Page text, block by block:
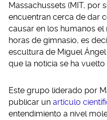
Massachussets (MIT, por
encuentran cerca de dar
causar en los humanos
horas de gimnasio, es
escultura de Miguel
que la noticia se ha vuelto
Este grupo liderado por
publicar un artículo
entendimiento a nivel